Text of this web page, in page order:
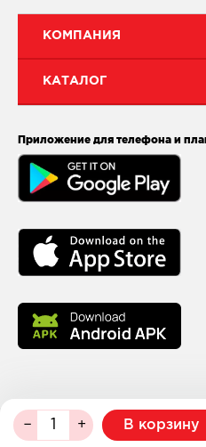
В корзину
КОМПАНИЯ
КАТАЛОГ
Приложение для телефона и
© 2026 МейТан